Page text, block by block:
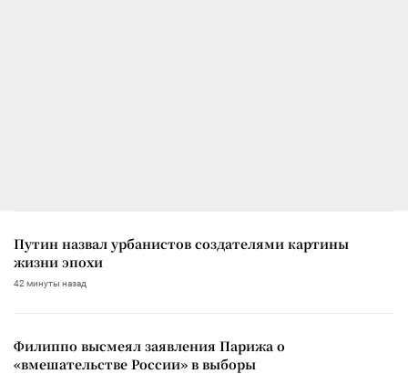
Путин назвал урбанистов создателями картины
жизни эпохи
42 минуты назад
Филиппо высмеял заявления Парижа о
«вмешательстве России» в выборы